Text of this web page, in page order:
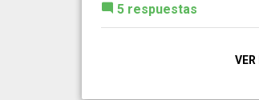
5 respuestas